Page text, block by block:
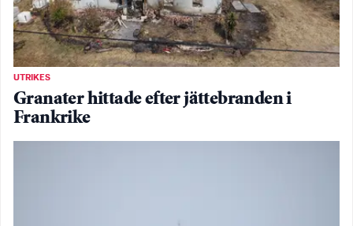
UTRIKES
Granater hittade efter jättebranden i
Frankrike